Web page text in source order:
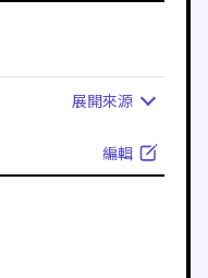
展開來源
編輯